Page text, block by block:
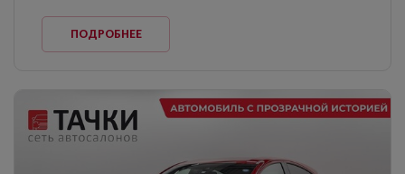
ПОДРОБНЕЕ